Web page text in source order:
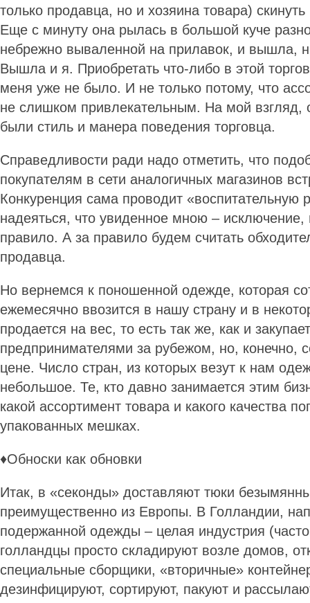
только продавца, но и хозяина товара)
Еще с минуту она рылась в большой куче
небрежно вываленной на прилавок, и вышла,
Вышла и я. Приобретать что-либо в этой
меня уже не было. И не только потому, что
не слишком привлекательным. На мой взгляд,
были стиль и манера поведения торговца.
Справедливости ради надо отметить, что
покупателям в сети аналогичных магазинов
Конкуренция сама проводит «воспитательную
надеяться, что увиденное мною –
правило. А за правило будем считать
продавца.
Но вернемся к поношенной одежде, которая
ежемесячно ввозится в нашу страну и в
продается на вес, то есть так же, как и
предпринимателями за рубежом, но, конечно,
цене. Число стран, из которых везут к нам
небольшое. Те, кто давно занимается этим
какой ассортимент товара и какого качества
упакованных мешках.
♦Обноски как обновки
Итак, в «секонды» доставляют тюки
преимущественно из Европы. В Голландии,
подержанной одежды – целая индустрия
голландцы просто складируют возле домов,
специальные сборщики, «вторичные»
дезинфицируют, сортируют, пакуют и